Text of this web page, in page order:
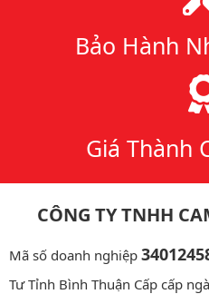
Bảo Hành
Giá Thành
CÔNG TY TNHH
Mã số doanh nghiệp
Tư Tỉnh Bình Thuận Cấp cấp